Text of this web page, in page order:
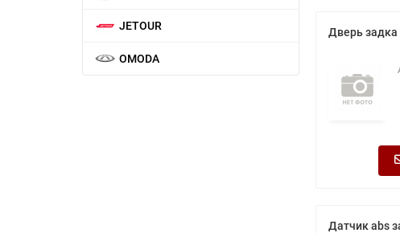
JETOUR
OMODA
Дверь задка
Датчик abs